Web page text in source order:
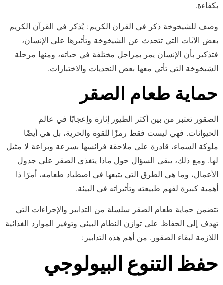
بكفاءة.
وصف للشيخوخة ذكر في القران الكريم: يُذكر في القرآن الكريم
بعض الآيات التي تتحدث عن الشيخوخة وتأثيرها على الإنسان،
فتذكير بأن الإنسان يمر بمراحل مختلفة في حياته، ومنها مرحلة
الشيخوخة التي تأتي معها بعض التحديات والاختبارات.
حماية طعام الصقر
الصقور تعتبر من بين أكثر الطيور إثارة وإعجابًا في عالم
الحيوانات. فهي ليست فقط رمزًا للقوة والحرية، بل هي أيضًا
ملوكة السماء، قادرة على ملاحقة فرائسها بسرعة وبراعة لا مثيل
لها. ومع ذلك، يبقى السؤال حول ماذا يتغذى الصقر على جدول
الأعمال، وما هي الطرق التي يتبعها في اصطياد طعامه، أمرًا ذا
أهمية كبيرة لفهم طبيعته وتأثيراته في البيئة.
تتضمن حماية طعام الصقر سلسلة من التدابير والإجراءات التي
تهدف إلى الحفاظ على توازن النظام البيئي وتوفير الموارد الغذائية
اللازمة لبقاء الصقور. من أهم هذه التدابير:
حفظ التنوع البيولوجي